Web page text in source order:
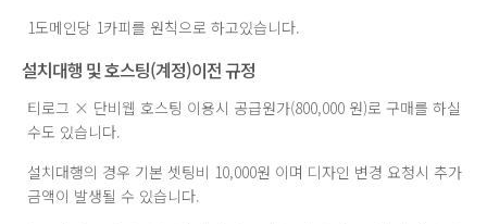
1도메인당 1카피를 원칙으로 하고있습니다.
설치대행 및 호스팅(계정)이전 규정
티로그 × 단비웹 호스팅 이용시 공급원가(800,000 원)로 구매를 하실
수도 있습니다.
설치대행의 경우 기본 셋팅비 10,000원 이며 디자인 변경 요청시 추가
금액이 발생될 수 있습니다.